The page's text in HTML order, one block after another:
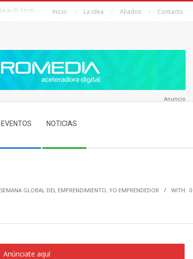
Inicio La idea Aliados Contacto
EVENTOS NOTICIAS
Anuncio
SEMANA GLOBAL DEL EMPRENDIMIENTO, YO EMPRENDEDOR WITH: 0
Anúnciate aquí